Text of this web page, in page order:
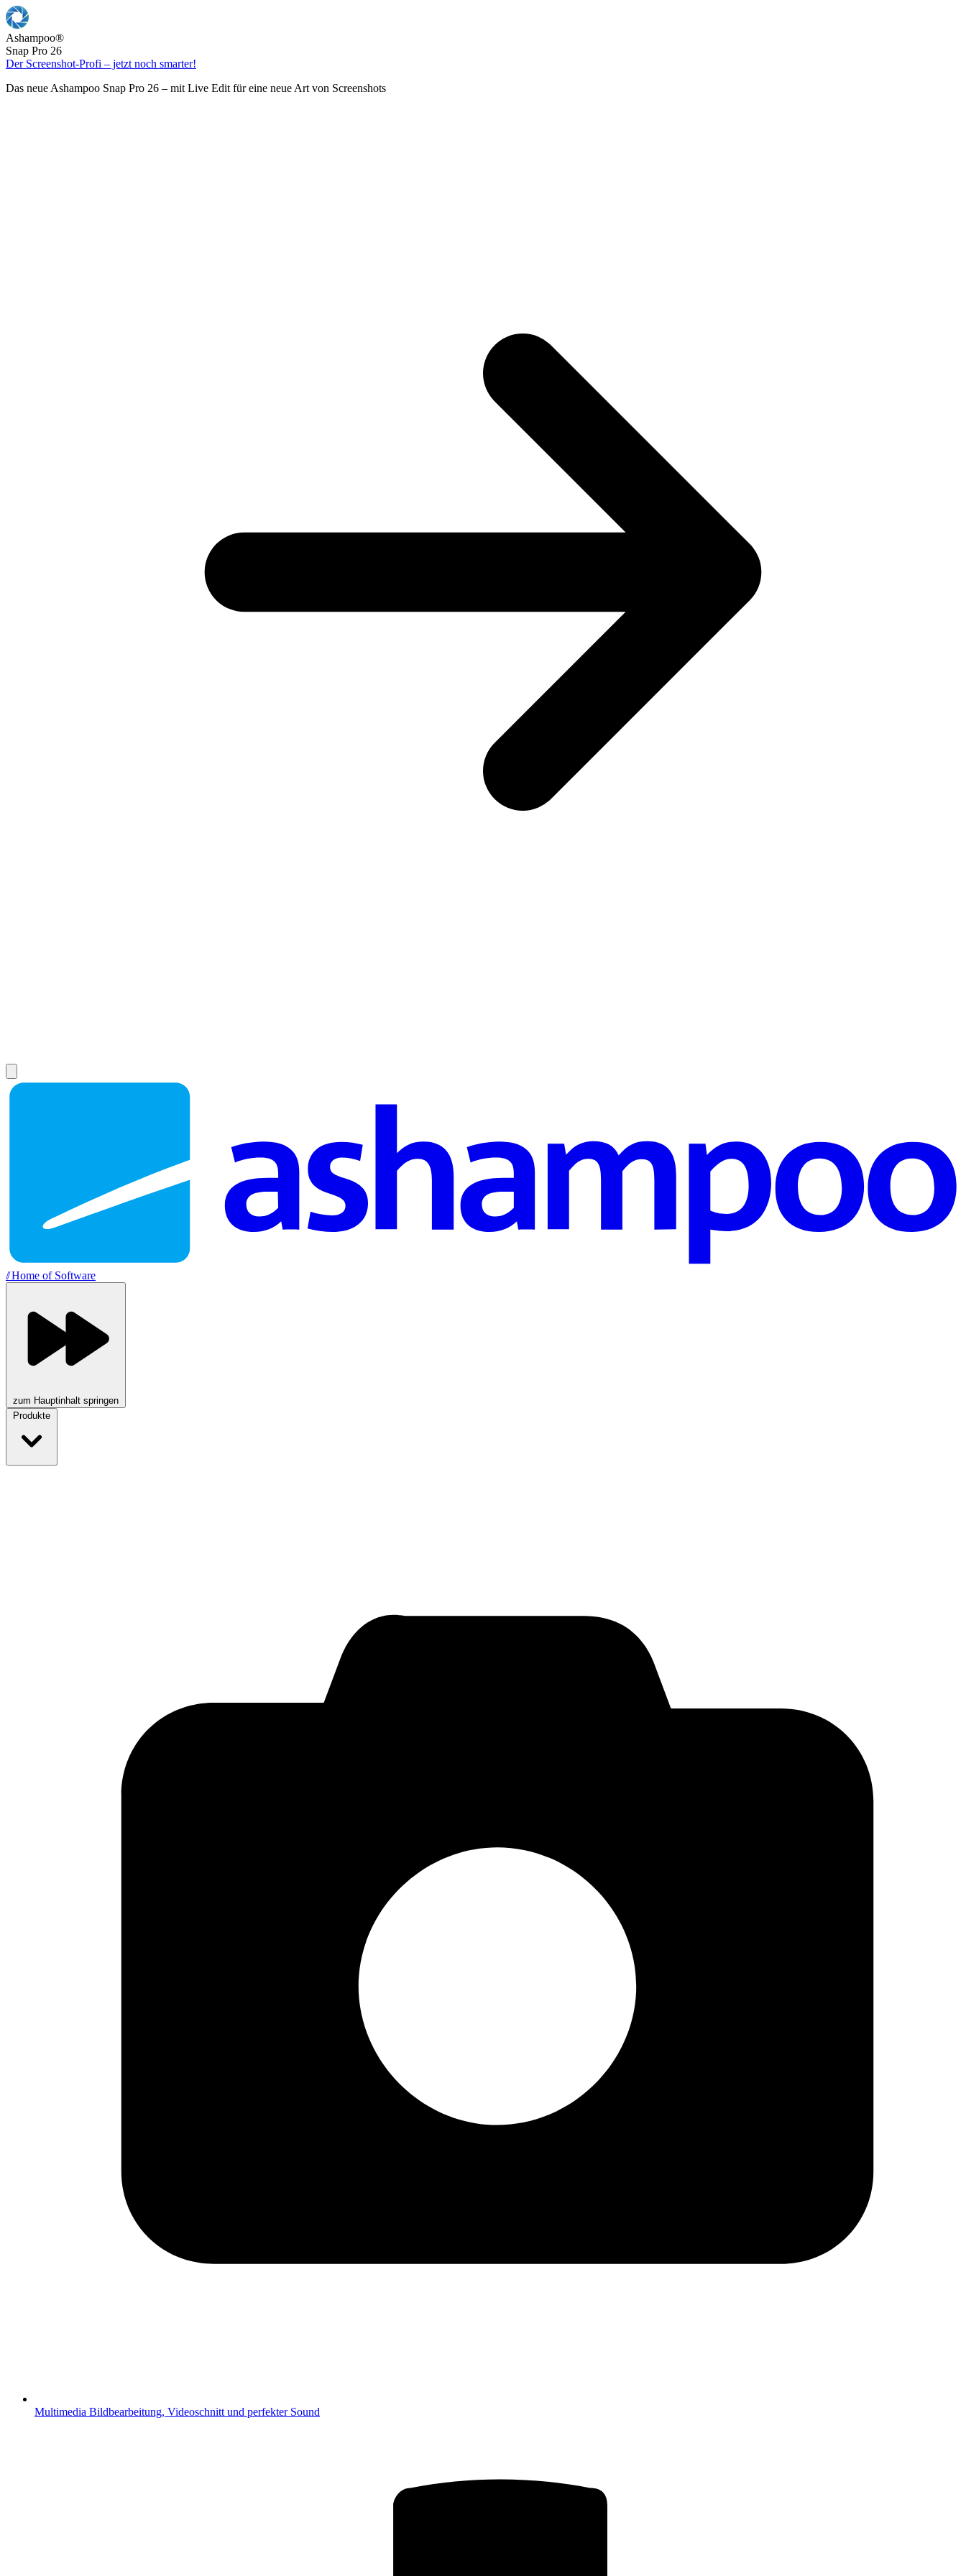
Ashampoo®
Snap Pro 26
Der Screenshot-Profi – jetzt noch smarter!
Das neue Ashampoo Snap Pro 26 – mit Live Edit für eine neue Art von Screenshots
//Home of Software
zum Hauptinhalt springen
Produkte
Multimedia Bildbearbeitung, Videoschnitt und perfekter Sound